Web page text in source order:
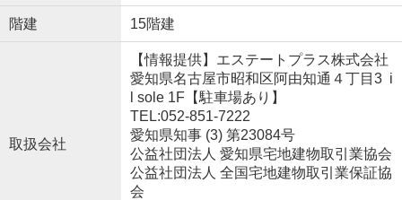
階建 15階建
取扱会社
【情報提供】エステートプラス株式会社
愛知県名古屋市昭和区阿由知通４丁目3 i
l sole 1F【駐車場あり】
TEL:052-851-7222
愛知県知事 (3) 第23084号
公益社団法人 愛知県宅地建物取引業協会
公益社団法人 全国宅地建物取引業保証協
会